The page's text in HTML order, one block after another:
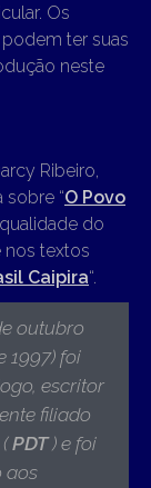
Os
podem ter suas
neste
Ribeiro,
sobre “O Povo
do
nos textos
Caipira“.
outubro
1997) foi
escritor
filiado
PDT) e foi
aos